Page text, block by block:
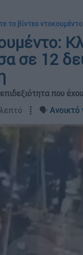
το βίντεο ντοκουμέντο
σε 12
που
λεπτό ┋ 🗣️ Ανοικτό